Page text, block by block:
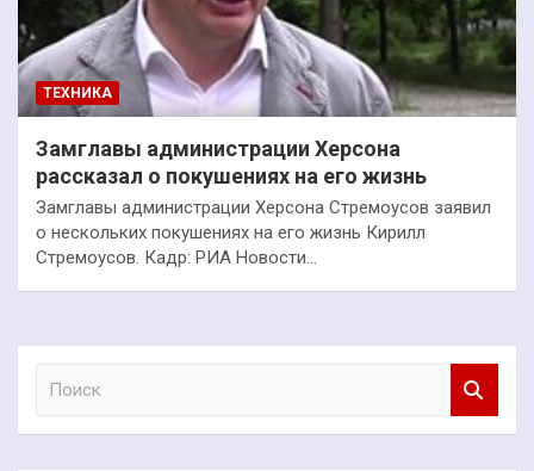
ТЕХНИКА
Замглавы администрации Херсона
рассказал о покушениях на его жизнь
Замглавы администрации Херсона Стремоусов заявил
о нескольких покушениях на его жизнь Кирилл
Стремоусов. Кадр: РИА Новости…